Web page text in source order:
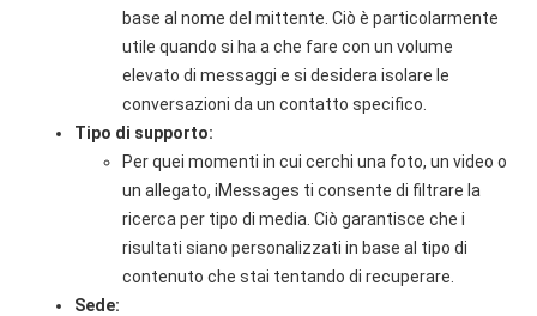
base al nome del mittente. Ciò è particolarmente
utile quando si ha a che fare con un volume
elevato di messaggi e si desidera isolare le
conversazioni da un contatto specifico.
Tipo di supporto:
Per quei momenti in cui cerchi una foto, un video o
un allegato, iMessages ti consente di filtrare la
ricerca per tipo di media. Ciò garantisce che i
risultati siano personalizzati in base al tipo di
contenuto che stai tentando di recuperare.
Sede: